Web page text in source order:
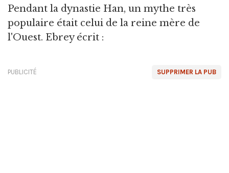
Pendant la dynastie Han, un mythe très
populaire était celui de la reine mère de
l'Ouest. Ebrey écrit :
SUPPRIMER LA PUB
PUBLICITÉ